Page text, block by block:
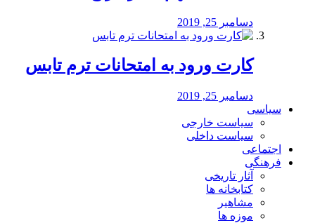
دسامبر 25, 2019
کارت ورود به امتحانات ترم تابس
دسامبر 25, 2019
سیاسی
سیاست خارجی
سیاست داخلی
اجتماعی
فرهنگی
آثار تاریخی
کتابخانه ها
مشاهیر
موزه ها